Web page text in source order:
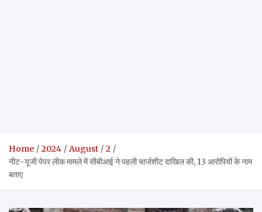
Home 2024 August
2
नीट-यूजी पेपर लीक मामले में सीबीआई ने पहली चार्जशीट दाखिल की, 13 आरोपियों के नाम
बताए